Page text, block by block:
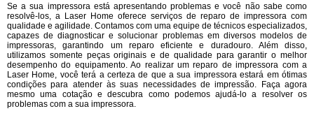
Se a sua impressora está apresentando problemas e você não sabe como
resolvê-los, a Laser Home oferece serviços de reparo de impressora com
qualidade e agilidade. Contamos com uma equipe de técnicos especializados,
capazes de diagnosticar e solucionar problemas em diversos modelos de
impressoras, garantindo um reparo eficiente e duradouro. Além disso,
utilizamos somente peças originais e de qualidade para garantir o melhor
desempenho do equipamento. Ao realizar um reparo de impressora com a
Laser Home, você terá a certeza de que a sua impressora estará em ótimas
condições para atender às suas necessidades de impressão. Faça agora
mesmo uma cotação e descubra como podemos ajudá-lo a resolver os
problemas com a sua impressora.